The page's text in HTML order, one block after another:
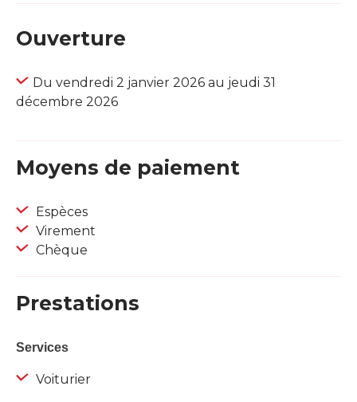
Ouverture
Du vendredi 2 janvier 2026 au jeudi 31
décembre 2026
Moyens de paiement
Espèces
Virement
Chèque
Prestations
Services
Voiturier